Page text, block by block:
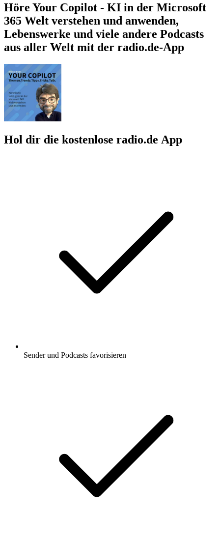
Höre Your Copilot - KI in der Microsoft
365 Welt verstehen und anwenden,
Lebenswerke und viele andere Podcasts
aus aller Welt mit der radio.de-App
Hol dir die kostenlose radio.de App
Sender und Podcasts favorisieren